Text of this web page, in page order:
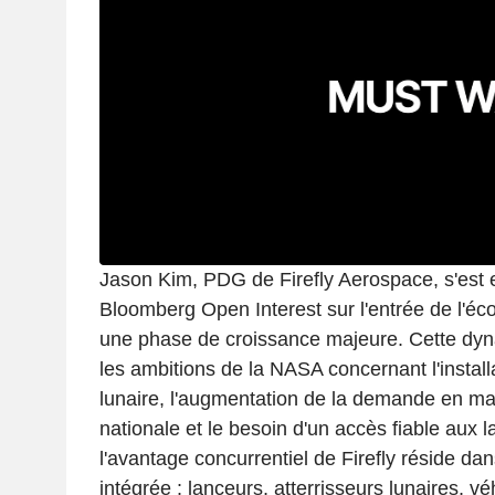
Jason Kim, PDG de Firefly Aerospace, s'est
Bloomberg Open Interest sur l'entrée de
une phase de croissance majeure. Cette
les ambitions de la NASA concernant
lunaire, l'augmentation de la demande en
nationale et le besoin d'un accès fiable aux
l'avantage concurrentiel de Firefly réside
intégrée : lanceurs, atterrisseurs lunaires,